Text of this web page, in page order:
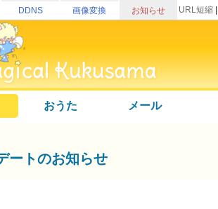
DDNS 画像変換 お知らせ URL短縮
おうた メール
ートのお知らせ